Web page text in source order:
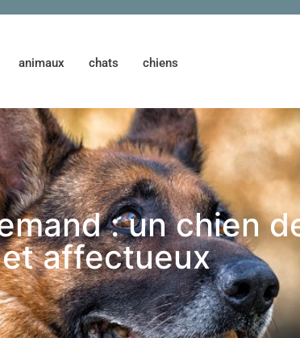
animaux chats chiens
: un chien
affectueux